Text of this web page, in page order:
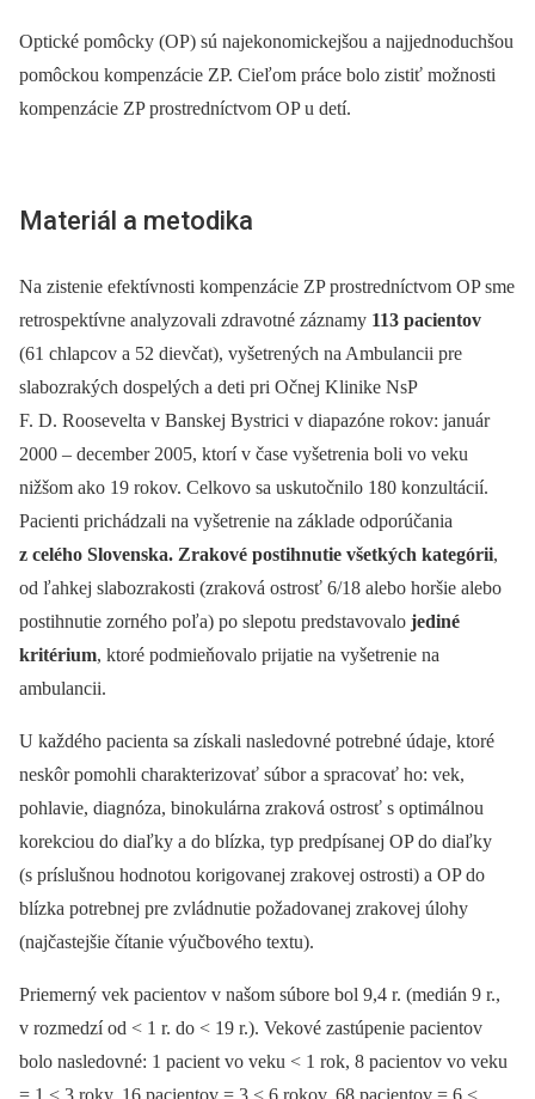
Optické pomôcky (OP) sú najekonomickejšou a najjednoduchšou
pomôckou kompenzácie ZP. Cieľom práce bolo zistiť možnosti
kompenzácie ZP prostredníctvom OP u detí.
Materiál a metodika
Na zistenie efektívnosti kompenzácie ZP prostredníctvom OP sme
retrospektívne analyzovali zdravotné záznamy 113 pacientov
(61 chlapcov a 52 dievčat), vyšetrených na Ambulancii pre
slabozrakých dospelých a deti pri Očnej Klinike NsP
F. D. Roosevelta v Banskej Bystrici v diapazóne rokov: január
2000 –⁠ december 2005, ktorí v čase vyšetrenia boli vo veku
nižšom ako 19 rokov. Celkovo sa uskutočnilo 180 konzultácií.
Pacienti prichádzali na vyšetrenie na základe odporúčania
z celého Slovenska. Zrakové postihnutie všetkých kategórii,
od ľahkej slabozrakosti (zraková ostrosť 6/18 alebo horšie alebo
postihnutie zorného poľa) po slepotu predstavovalo jediné
kritérium, ktoré podmieňovalo prijatie na vyšetrenie na
ambulancii.
U každého pacienta sa získali nasledovné potrebné údaje, ktoré
neskôr pomohli charakterizovať súbor a spracovať ho: vek,
pohlavie, diagnóza, binokulárna zraková ostrosť s optimálnou
korekciou do diaľky a do blízka, typ predpísanej OP do diaľky
(s príslušnou hodnotou korigovanej zrakovej ostrosti) a OP do
blízka potrebnej pre zvládnutie požadovanej zrakovej úlohy
(najčastejšie čítanie výučbového textu).
Priemerný vek pacientov v našom súbore bol 9,4 r. (medián 9 r.,
v rozmedzí od < 1 r. do < 19 r.). Vekové zastúpenie pacientov
bolo nasledovné: 1 pacient vo veku < 1 rok, 8 pacientov vo veku